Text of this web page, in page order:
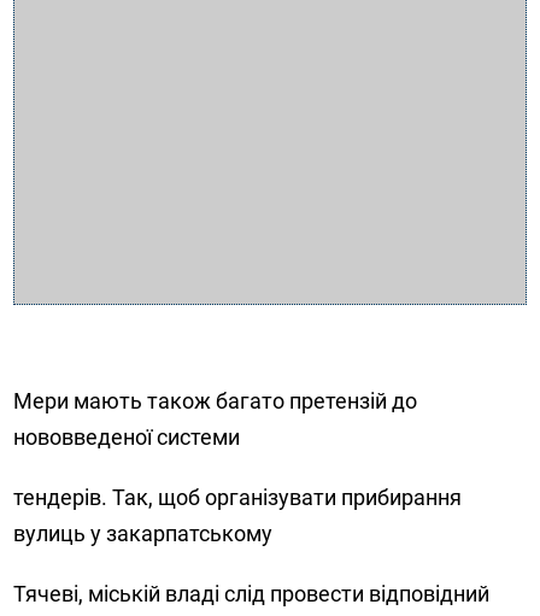
Мери мають також багато претензій до
нововведеної системи
тендерів. Так, щоб організувати прибирання
вулиць у закарпатському
Тячеві, міській владі слід провести відповідний